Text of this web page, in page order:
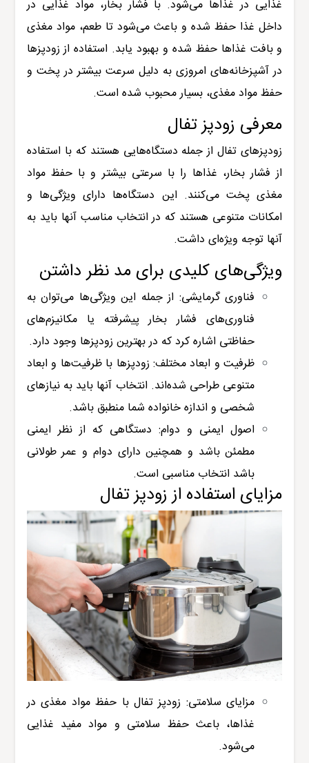
غذایی در غذاها می‌شود. با فشار بخار، مواد غذایی در
داخل غذا حفظ شده و باعث می‌شود تا طعم، مواد مغذی
و بافت غذاها حفظ شده و بهبود یابد. استفاده از زودپز‌ها
در آشپزخانه‌های امروزی به دلیل سرعت بیشتر در پخت و
حفظ مواد مغذی، بسیار محبوب شده است.
معرفی زودپز تفال
زودپزهای تفال از جمله دستگاه‌هایی هستند که با استفاده
از فشار بخار، غذاها را با سرعتی بیشتر و با حفظ مواد
مغذی پخت می‌کنند. این دستگاه‌ها دارای ویژگی‌ها و
امکانات متنوعی هستند که در انتخاب مناسب آنها باید به
آنها توجه ویژه‌ای داشت.
ویژگی‌های کلیدی برای مد نظر داشتن
فناوری گرمایشی: از جمله این ویژگی‌ها می‌توان به
فناوری‌های فشار بخار پیشرفته یا مکانیزم‌های
حفاظتی اشاره کرد که در بهترین زودپزها وجود دارد.
ظرفیت و ابعاد مختلف: زودپزها با ظرفیت‌ها و ابعاد
متنوعی طراحی شده‌اند. انتخاب آنها باید به نیازهای
شخصی و اندازه خانواده شما منطبق باشد.
اصول ایمنی و دوام: دستگاهی که از نظر ایمنی
مطمئن باشد و همچنین دارای دوام و عمر طولانی
باشد انتخاب مناسبی است.
مزایای استفاده از زودپز تفال
مزایای سلامتی: زودپز تفال با حفظ مواد مغذی در
غذاها، باعث حفظ سلامتی و مواد مفید غذایی
می‌شود.